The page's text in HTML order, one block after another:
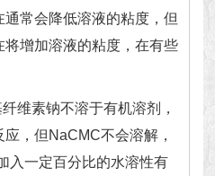
常会降低溶液的粘度，但
增加溶液的粘度，在有些
素钠不溶于有机溶剂，
，但NaCMC不会溶解，
入一定百分比的水溶性有